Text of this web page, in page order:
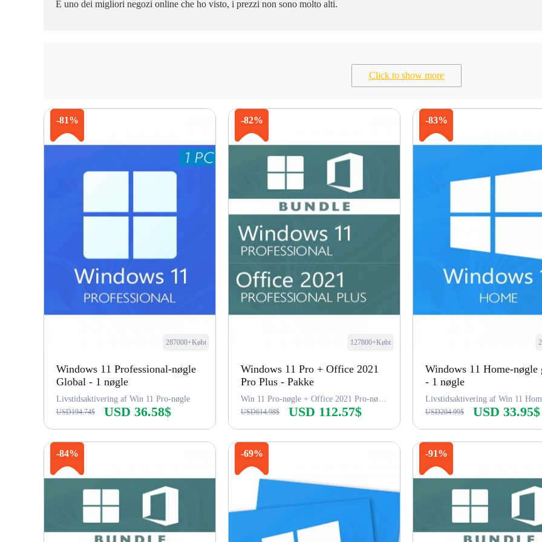
È uno dei migliori negozi online che ho visto, i prezzi non sono molto alti.
Click to show more
-81%
287000+Købt
Windows 11 Professional-nøgle
Global - 1 nøgle
Livstidsaktivering af Win 11 Pro-nøgle
USD194.74$ USD 36.58$
Køb nu
-82%
127800+Købt
Windows 11 Pro + Office 2021
Pro Plus - Pakke
Win 11 Pro-nøgle + Office 2021 Pro-nøgle
USD614.98$ USD 112.57$
Køb nu
-83%
Windows 11 Home-nøgle
- 1 nøgle
Livstidsaktivering af Win 11
USD204.99$ USD 33.95$
Køb nu
-84%
-69% -91%